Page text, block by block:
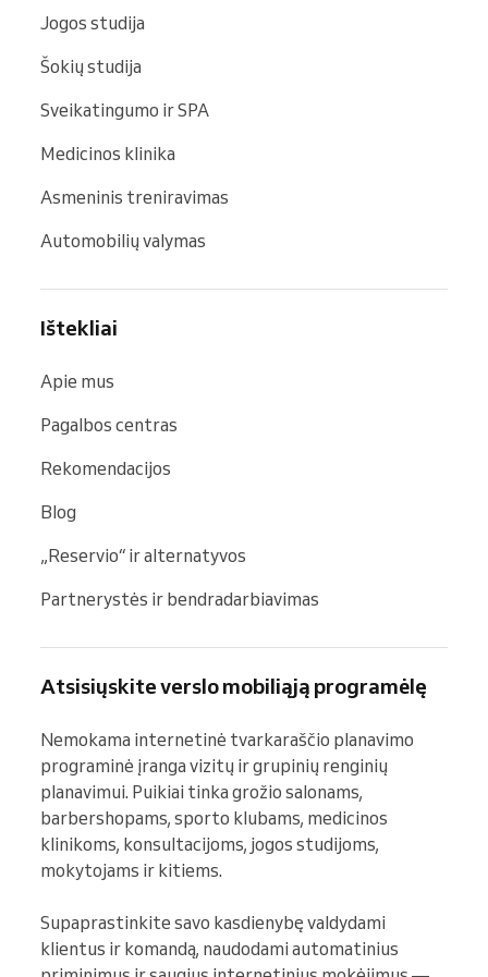
Jogos studija
Šokių studija
Sveikatingumo ir SPA
Medicinos klinika
Asmeninis treniravimas
Automobilių valymas
Ištekliai
Apie mus
Pagalbos centras
Rekomendacijos
Blog
„Reservio“ ir alternatyvos
Partnerystės ir bendradarbiavimas
Atsisiųskite verslo mobiliąją programėlę
Nemokama internetinė tvarkaraščio planavimo
programinė įranga vizitų ir grupinių renginių
planavimui. Puikiai tinka grožio salonams,
barbershopams, sporto klubams, medicinos
klinikoms, konsultacijoms, jogos studijoms,
mokytojams ir kitiems.
Supaprastinkite savo kasdienybę valdydami
klientus ir komandą, naudodami automatinius